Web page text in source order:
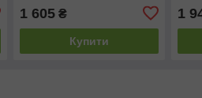
1 605₴
Купити
1